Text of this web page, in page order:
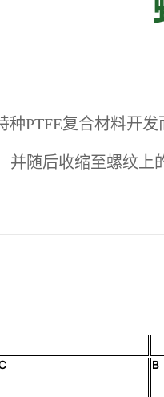
PTFE复合材料开发
随后收缩至螺纹上
B